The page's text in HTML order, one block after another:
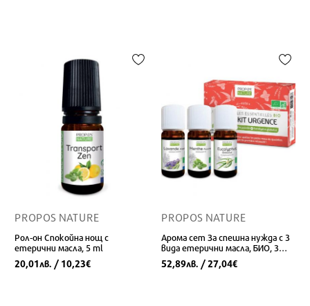
PROPOS NATURE
Рол-он Спокойна нощ с
етерични масла, 5 ml
20,01лв. / 10,23€
PROPOS NATURE
Арома сет За спешна нужда с 3
вида етерични масла, БИО, 3
флакона
52,89лв. / 27,04€